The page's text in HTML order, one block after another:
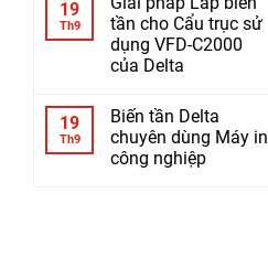
19
Th9
tần cho Cẩu trục sử
dụng VFD-C2000
của Delta
19
Th9
Biến tần Delta
chuyên dùng Máy in
công nghiệp